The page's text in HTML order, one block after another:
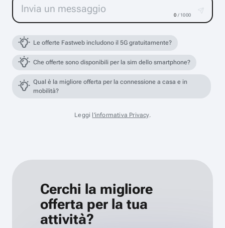
0 / 1000
Le offerte Fastweb includono il 5G gratuitamente?
Che offerte sono disponibili per la sim dello smartphone?
Qual è la migliore offerta per la connessione a casa e in
mobilità?
Leggi l'informativa Privacy.
Cerchi la migliore
offerta per la tua
attività?